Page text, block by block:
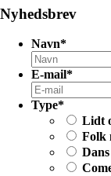
Nyhedsbrev
Navn*
E-mail*
Type*
Lidt
Folk